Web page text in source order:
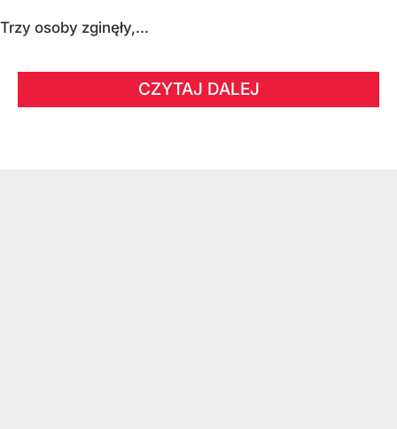
Trzy osoby zginęły,...
CZYTAJ DALEJ